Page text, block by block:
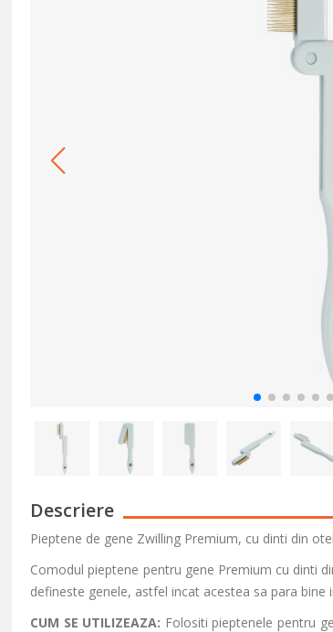
Descriere
Pieptene de gene Zwilling Premium, cu dinti din
Comodul pieptene pentru gene Premium cu dinti
defineste genele, astfel incat acestea sa para
CUM SE UTILIZEAZA: Folositi pieptenele pentru